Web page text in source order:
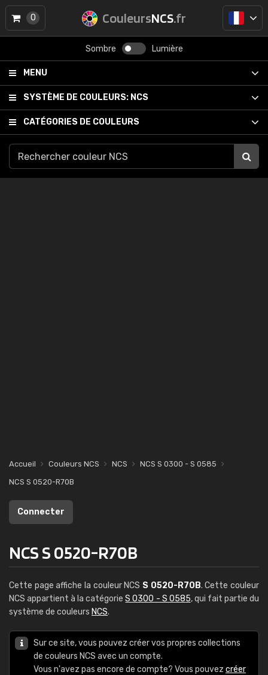
CouleursNCS.fr
Sombre Lumière
MENU
SYSTÈME DE COULEURS: NCS
CATÉGORIES DE COULEURS
0
Accueil Couleurs NCS NCS
NCS S 0300 - S 0585
NCS S 0520-R70B
Connecter
NCS S 0520-R70B
Cette page affiche la couleur NCS S 0520-R70B. Cette couleur
NCS appartient à la catégorieS 0300 - S 0585, qui fait partie du
système de couleurs NCS.
Sur ce site, vous pouvez créer vos propres collections
de couleurs NCS avec un compte.
Vous n'avez pas encore de compte? Vous pouvez créer